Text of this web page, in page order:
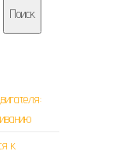
Поиск
к